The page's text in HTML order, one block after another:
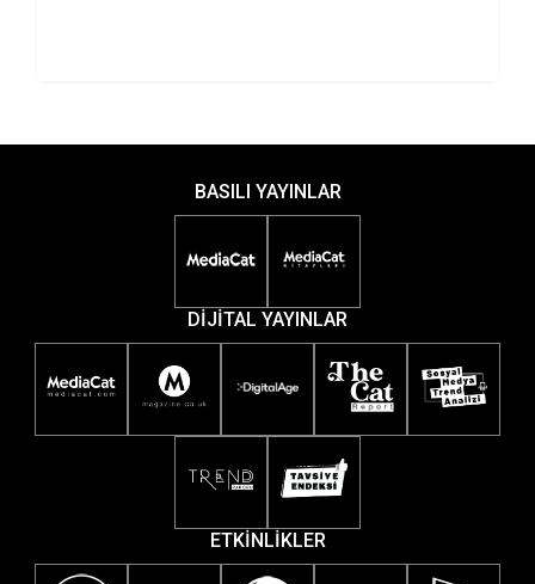
BASILI YAYINLAR
DİJİTAL YAYINLAR
ETKİNLİKLER